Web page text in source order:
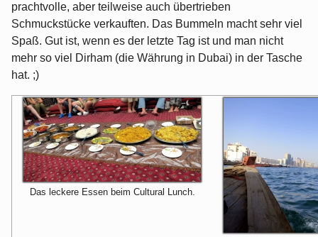
prachtvolle, aber teilweise auch übertrieben
Schmuckstücke verkauften. Das Bummeln macht sehr viel
Spaß. Gut ist, wenn es der letzte Tag ist und man nicht
mehr so viel Dirham (die Währung in Dubai) in der Tasche
hat. ;)
Das leckere Essen beim Cultural Lunch.